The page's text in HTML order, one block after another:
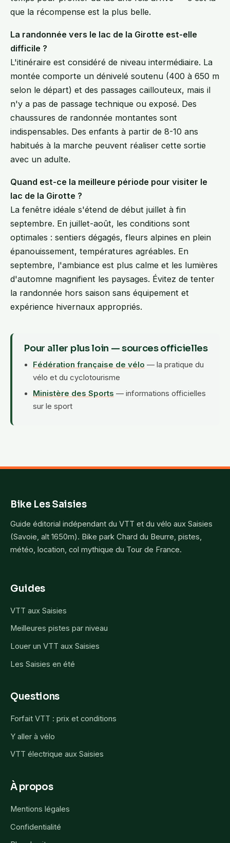
que la récompense est la plus belle.
La randonnée vers le lac de la Girotte est-elle
difficile ?
L'itinéraire est considéré de niveau intermédiaire. La
montée comporte un dénivelé soutenu (400 à 650 m
selon le départ) et des passages caillouteux, mais il
n'y a pas de passage technique ou exposé. Des
chaussures de randonnée montantes sont
indispensables. Des enfants à partir de 8-10 ans
habitués à la marche peuvent réaliser cette sortie
avec un adulte.
Quand est-ce la meilleure période pour visiter le
lac de la Girotte ?
La fenêtre idéale s'étend de début juillet à fin
septembre. En juillet-août, les conditions sont
optimales : sentiers dégagés, fleurs alpines en plein
épanouissement, températures agréables. En
septembre, l'ambiance est plus calme et les lumières
d'automne magnifient les paysages. Évitez de tenter
la randonnée hors saison sans équipement et
expérience hivernaux appropriés.
Pour aller plus loin — sources officielles
Fédération française de vélo — la pratique du
vélo et du cyclotourisme
Ministère des Sports — informations officielles
sur le sport
Bike Les Saisies
Guide éditorial indépendant du VTT et du vélo aux Saisies
(Savoie, alt 1650m). Bike park Chard du Beurre, pistes,
météo, location, col mythique du Tour de France.
Guides
VTT aux Saisies
Meilleures pistes par niveau
Louer un VTT aux Saisies
Les Saisies en été
Questions
Forfait VTT : prix et conditions
Y aller à vélo
VTT électrique aux Saisies
À propos
Mentions légales
Confidentialité